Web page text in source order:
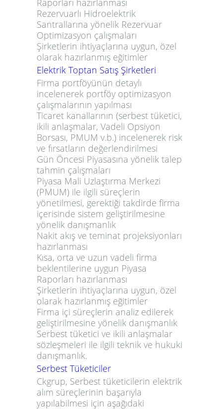
Raporları hazırlanması
Rezervuarlı Hidroelektrik
Santrallarına yönelik Rezervuar
Optimizasyon çalışmaları
Şirketlerin ihtiyaçlarına uygun, özel
olarak hazırlanmış eğitimler
Elektrik Toptan Satış Şirketleri
Firma portföyünün detaylı
incelenerek portföy optimizasyon
çalışmalarının yapılması
Ticaret kanallarının (serbest tüketici,
ikili anlaşmalar, Vadeli Opsiyon
Borsası, PMUM v.b.) incelenerek risk
ve fırsatların değerlendirilmesi
Gün Öncesi Piyasasına yönelik talep
tahmin çalışmaları
Piyasa Mali Uzlaştırma Merkezi
(PMUM) ile ilgili süreçlerin
yönetilmesi, gerektiği takdirde firma
içerisinde sistem geliştirilmesine
yönelik danışmanlık
Nakit akış ve teminat projeksiyonları
hazırlanması
Kısa, orta ve uzun vadeli firma
beklentilerine uygun Piyasa
Raporları hazırlanması
Şirketlerin ihtiyaçlarına uygun, özel
olarak hazırlanmış eğitimler
Firma içi süreçlerin analiz edilerek
geliştirilmesine yönelik danışmanlık
Serbest tüketici ve ikili anlaşmalar
sözleşmeleri ile ilgili teknik ve hukuki
danışmanlık.
Serbest Tüketiciler
Ckgrup, Serbest tüketicilerin elektrik
alım süreçlerinin başarıyla
yapılabilmesi için aşağıdaki